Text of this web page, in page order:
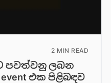
2 MIN READ
පවත්වනු ලබන
event එක පිළිබඳව